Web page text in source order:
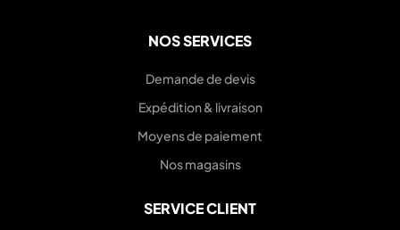
NOS SERVICES
Demande de devis
Expédition & livraison
Moyens de paiement
Nos magasins
SERVICE CLIENT